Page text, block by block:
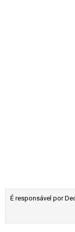
É responsável por